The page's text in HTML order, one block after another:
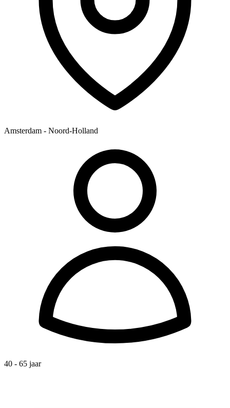
Amsterdam - Noord-Holland
40 - 65 jaar